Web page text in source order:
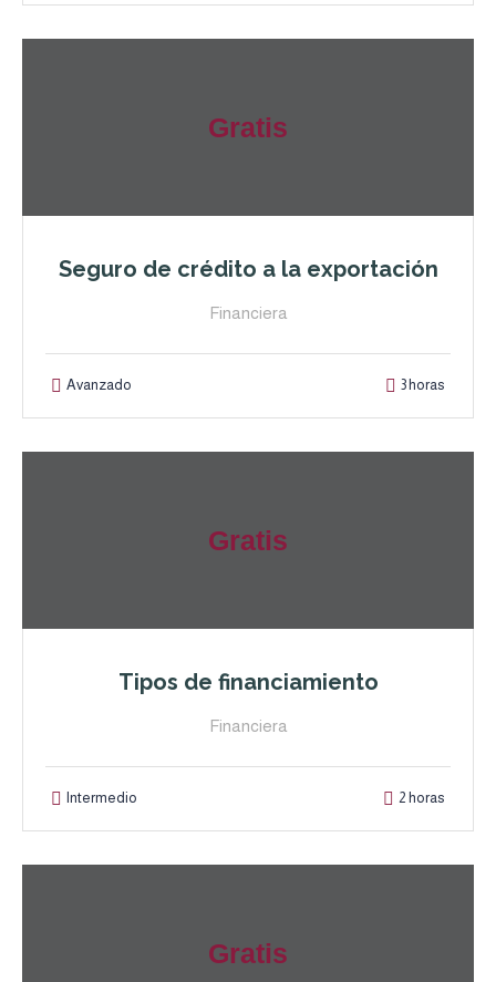
Gratis
Seguro de crédito a la exportación
Financiera
Avanzado 3 horas
Gratis
Tipos de financiamiento
Financiera
Intermedio 2 horas
Gratis